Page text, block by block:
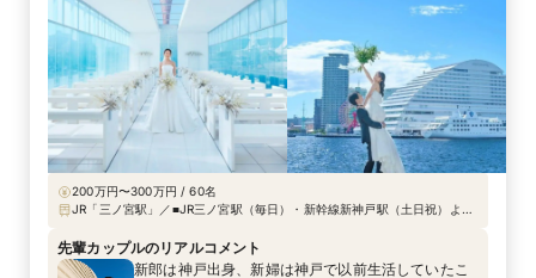
200万円〜300万円 / 60名
JR「三ノ宮駅」／■JR三ノ宮駅（毎日）・新幹線新神戸駅（土日祝）より
分 ■ JR・阪神「元町駅」より、徒歩約15分
先輩カップルのリアルコメント
新郎は神戸出身、新婦は神戸で以前生活していたこ